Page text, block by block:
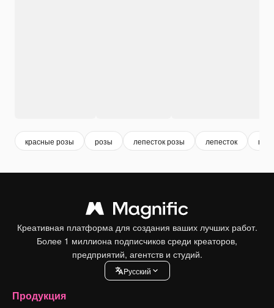
красные розы розы лепесток розы лепесток
Креативная платформа для создания ваших лучших работ.
Более 1 миллиона подписчиков среди креаторов,
предприятий, агентств и студий.
Pусский
Продукция